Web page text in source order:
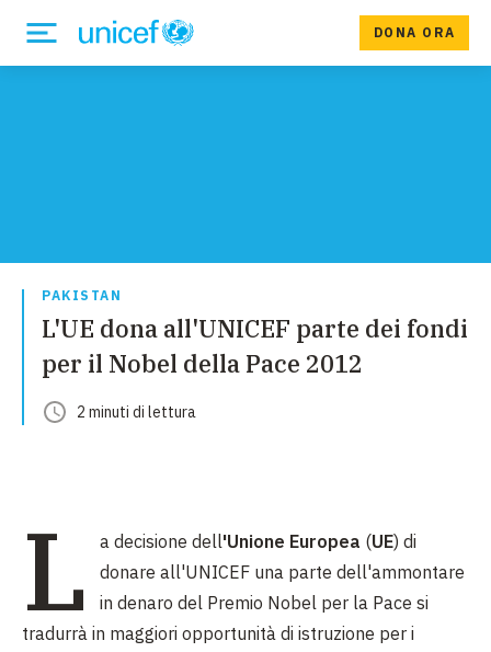
DONA ORA
PAKISTAN
L'UE dona all'UNICEF parte dei fondi
per il Nobel della Pace 2012
2 minuti di lettura
L a decisione dell'Unione Europea (UE) di
donare all'UNICEF una parte dell'ammontare
in denaro del Premio Nobel per la Pace si
tradurrà in maggiori opportunità di istruzione per i